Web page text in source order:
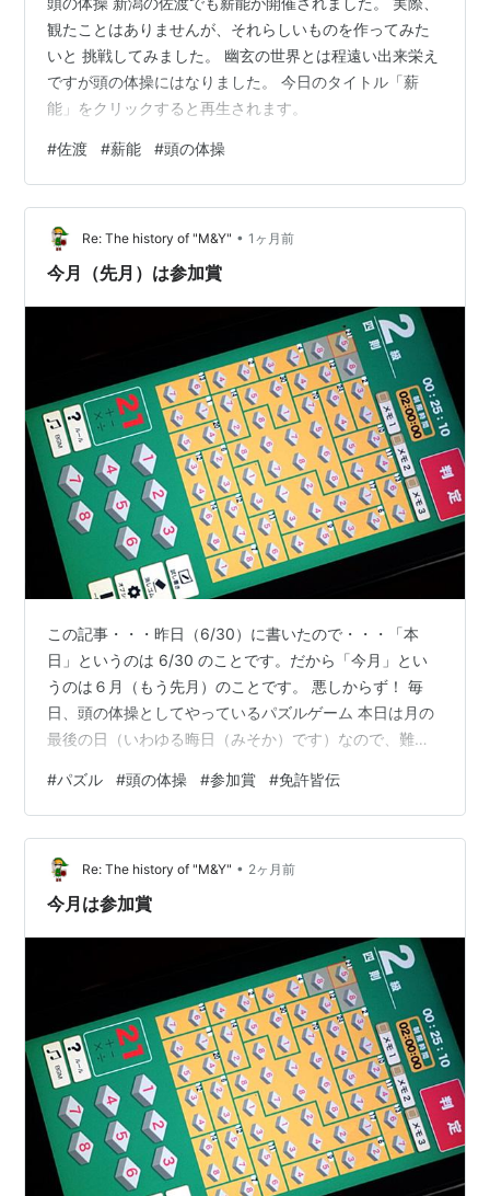
観たことはありませんが、それらしいものを作ってみた
いと 挑戦してみました。 幽玄の世界とは程遠い出来栄え
ですが頭の体操にはなりました。 今日のタイトル「薪
能」をクリックすると再生されます。
#佐渡 #薪能 #頭の体操
Re: The history of "M&Y" • 1ヶ月前
今月（先月）は参加賞
この記事・・・昨日（6/30）に書いたので・・・「本
日」というのは 6/30 のことです。だから「今月」とい
うのは６月（もう先月）のことです。 悪しからず！ 毎
日、頭の体操としてやっているパズルゲーム 本日は月の
最後の日（いわゆる晦日（みそか）です）なので、難し
が・・・それほど難儀ではなく、15分ほどで解けまし
た。 「判定」 はい、正解 ということで、本日は丸がも
らえたのですが・・・ 今月は、なぜか、実施せずにスキ
ップしてしまった日が１日あり・・・さらに、不正解だ
った日もあり・・・ 単なる参加賞になってしまいまし
#パズル #頭の体操 #参加賞 #免許皆伝
Re: The history of "M&Y" • 2ヶ月前
今月は参加賞